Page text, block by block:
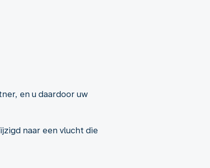
en u daardoor uw
naar een vlucht die